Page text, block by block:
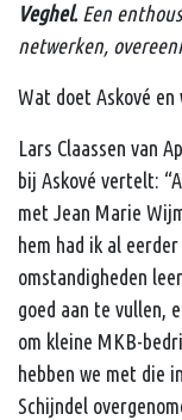
Veghel.Een
netwerken,
Wat doet Askové en
Lars Claassen van
bij Askové vertelt:
met Jean Marie
hem had ik al
omstandigheden
goed aan te vullen,
om kleine MKB-
hebben we met die
Schijndel